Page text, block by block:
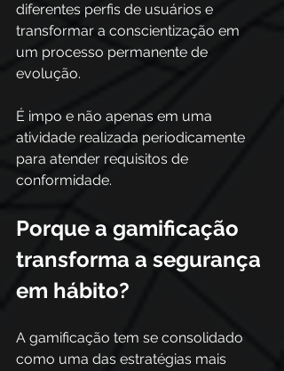
diferentes perfis de usuários e
transformar a conscientização em
um processo permanente de
evolução.
É impo e não apenas em uma
atividade realizada periodicamente
para atender requisitos de
conformidade.
Porque a gamificação
transforma a segurança
em hábito?
A gamificação tem se consolidado
como uma das estratégias mais